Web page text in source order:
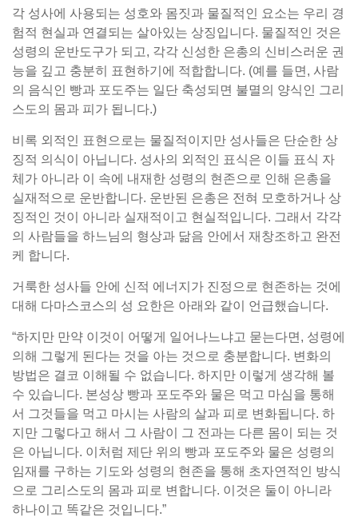
각 성사에 사용되는 성호와 몸짓과 물질적인 요소는 우리 경
험적 현실과 연결되는 살아있는 상징입니다. 물질적인 것은
성령의 운반도구가 되고, 각각 신성한 은총의 신비스러운 권
능을 깊고 충분히 표현하기에 적합합니다. (예를 들면, 사람
의 음식인 빵과 포도주는 일단 축성되면 불멸의 양식인 그리
스도의 몸과 피가 됩니다.)
비록 외적인 표현으로는 물질적이지만 성사들은 단순한 상
징적 의식이 아닙니다. 성사의 외적인 표식은 이들 표식 자
체가 아니라 이 속에 내재한 성령의 현존으로 인해 은총을
실재적으로 운반합니다. 운반된 은총은 전혀 모호하거나 상
징적인 것이 아니라 실재적이고 현실적입니다. 그래서 각각
의 사람들을 하느님의 형상과 닮음 안에서 재창조하고 완전
케 합니다.
거룩한 성사들 안에 신적 에너지가 진정으로 현존하는 것에
대해 다마스코스의 성 요한은 아래와 같이 언급했습니다.
“하지만 만약 이것이 어떻게 일어나느냐고 묻는다면, 성령에
의해 그렇게 된다는 것을 아는 것으로 충분합니다. 변화의
방법은 결코 이해될 수 없습니다. 하지만 이렇게 생각해 볼
수 있습니다. 본성상 빵과 포도주와 물은 먹고 마심을 통해
서 그것들을 먹고 마시는 사람의 살과 피로 변화됩니다. 하
지만 그렇다고 해서 그 사람이 그 전과는 다른 몸이 되는 것
은 아닙니다. 이처럼 제단 위의 빵과 포도주와 물은 성령의
임재를 구하는 기도와 성령의 현존을 통해 초자연적인 방식
으로 그리스도의 몸과 피로 변합니다. 이것은 둘이 아니라
하나이고 똑같은 것입니다.”